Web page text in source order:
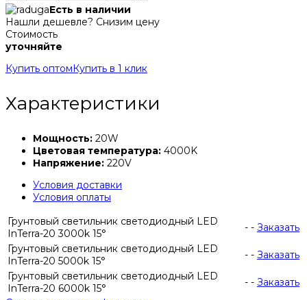
Есть в наличии
Нашли дешевле? Снизим цену
Стоимость
уточняйте
Купить оптом Купить в 1 клик
Характеристики
Мощность: 20W
Цветовая температура: 4000K
Напряжение: 220V
Условия доставки
Условия оплаты
Грунтовый светильник светодиодный LED
InTerra-20 3000k 15°
- - Заказать
Грунтовый светильник светодиодный LED
InTerra-20 5000k 15°
- - Заказать
Грунтовый светильник светодиодный LED
InTerra-20 6000k 15°
- - Заказать